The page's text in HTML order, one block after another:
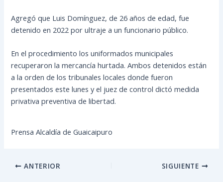
Agregó que Luis Domínguez, de 26 años de edad, fue
detenido en 2022 por ultraje a un funcionario público.
En el procedimiento los uniformados municipales
recuperaron la mercancía hurtada. Ambos detenidos están
a la orden de los tribunales locales donde fueron
presentados este lunes y el juez de control dictó medida
privativa preventiva de libertad.
Prensa Alcaldía de Guaicaipuro
ANTERIOR SIGUIENTE